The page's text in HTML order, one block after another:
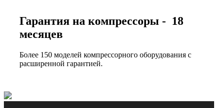
Гарантия на компрессоры - 18
месяцев
Более 150 моделей компрессорного оборудования с
расширенной гарантией.